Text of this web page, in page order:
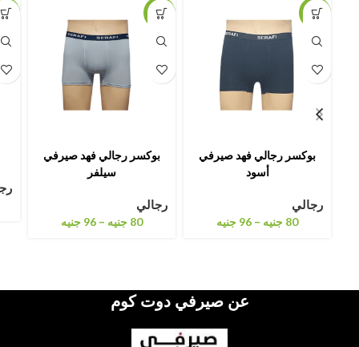
-11%
بوكسر رجالي فهد صيرفي
أسود
رجالي
80 جنيه –
96 جنيه
-11%
بوكسر رجالي فهد صيرفي
سيلفر
رجالي
80 جنيه –
96 جنيه
عن صيرفي دوت كوم